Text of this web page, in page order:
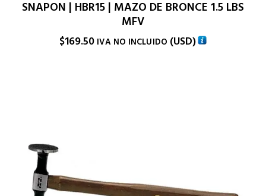
SNAPON | HBR15 | MAZO DE BRONCE 1.5 LBS
MFV
$169.50 IVA NO INCLUIDO (USD)